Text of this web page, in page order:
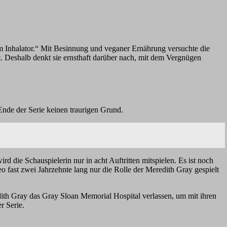
Mit Besinnung und veganer Ernährung versuchte die
denkt sie ernsthaft darüber nach, mit dem Vergnügen
der Serie keinen traurigen Grund.
die Schauspielerin nur in acht Auftritten mitspielen. Es ist noch
fast zwei Jahrzehnte lang nur die Rolle der Meredith Gray gespielt
Gray das Gray Sloan Memorial Hospital verlassen, um mit ihren
Serie.